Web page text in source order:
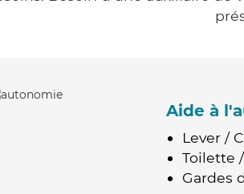
Aide à
Lever /
Toilette
Gardes